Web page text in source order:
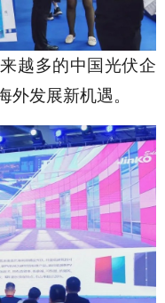
越多的中国光伏企
外发展新机遇。